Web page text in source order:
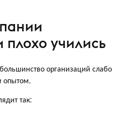
плохо учились
организаций слабо
опытом.
так: